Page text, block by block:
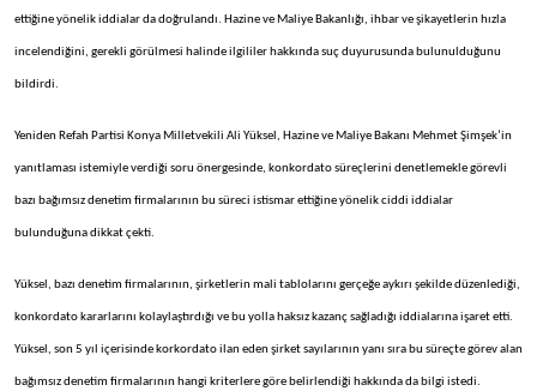
ettiğine yönelik iddialar da doğrulandı. Hazine ve Maliye Bakanlığı, ihbar ve şikayetlerin hızla
incelendiğini, gerekli görülmesi halinde ilgililer hakkında suç duyurusunda bulunulduğunu
bildirdi.
Yeniden Refah Partisi Konya Milletvekili Ali Yüksel, Hazine ve Maliye Bakanı Mehmet Şimşek’in
yanıtlaması istemiyle verdiği soru önergesinde, konkordato süreçlerini denetlemekle görevli
bazı bağımsız denetim firmalarının bu süreci istismar ettiğine yönelik ciddi iddialar
bulunduğuna dikkat çekti.
Yüksel, bazı denetim firmalarının, şirketlerin mali tablolarını gerçeğe aykırı şekilde düzenlediği,
konkordato kararlarını kolaylaştırdığı ve bu yolla haksız kazanç sağladığı iddialarına işaret etti.
Yüksel, son 5 yıl içerisinde korkordato ilan eden şirket sayılarının yanı sıra bu süreçte görev alan
bağımsız denetim firmalarının hangi kriterlere göre belirlendiği hakkında da bilgi istedi.